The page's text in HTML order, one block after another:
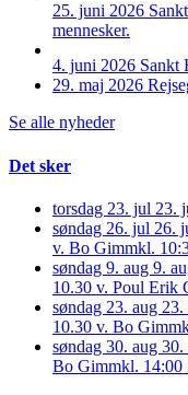
25. juni 2026
mennesker.
4. juni 2026 Sankt
29. maj 2026
Se alle nyheder
Det sker
torsdag 23. jul 23.
søndag 26. jul 26.
v. Bo Gimmkl.
søndag 9. aug 9.
10.30 v. Poul Erik
søndag 23. aug 23.
10.30 v. Bo Gimm
søndag 30. aug 30.
Bo Gimmkl. 14:00